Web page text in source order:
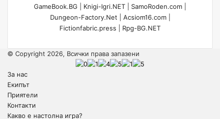
GameBook.BG Knigi-Igri.NET SamoRoden.com
Dungeon-Factory.Net
Acsiom16.com|
Fictionfabric.press
Rpg-BG.NET
© Copyright 2026, Всички права запазени
За нас
Екипът
Приятели
Контакти
Какво е настолна игра?